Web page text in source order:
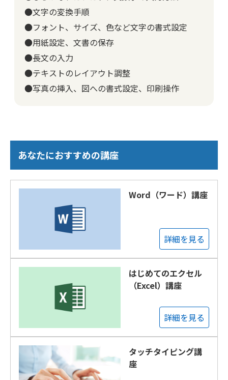
●文字の変換手順
●フォント、サイズ、色など文字の書式設定
●用紙設定、文書の保存
●長文の入力
●テキストのレイアウト調整
●写真の挿入、図への書式設定、印刷操作
あなたにおすすめの講座
Word（ワード）講座
詳細を見る
はじめてのエクセル
（Excel）講座
詳細を見る
タッチタイピング講
座